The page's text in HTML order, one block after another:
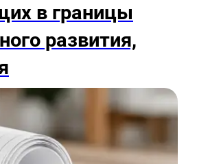
в границы
развития,